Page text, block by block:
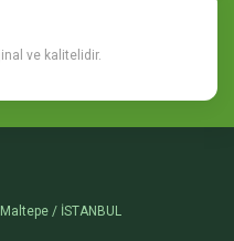
ve kalitelidir.
/ İSTANBUL